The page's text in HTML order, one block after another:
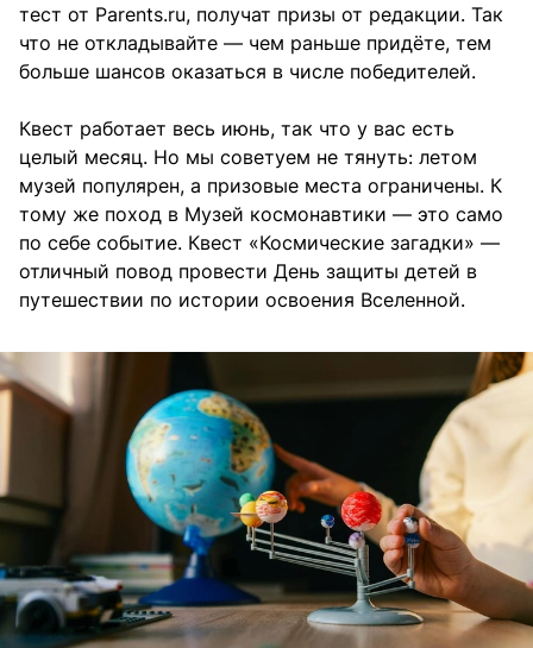
тест от Parents.ru, получат призы от редакции. Так
что не откладывайте — чем раньше придёте, тем
больше шансов оказаться в числе победителей.
Квест работает весь июнь, так что у вас есть
целый месяц. Но мы советуем не тянуть: летом
музей популярен, а призовые места ограничены. К
тому же поход в Музей космонавтики — это само
по себе событие. Квест «Космические загадки» —
отличный повод провести День защиты детей в
путешествии по истории освоения Вселенной.